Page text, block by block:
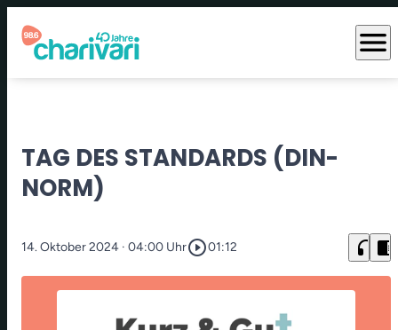
menu
TAG DES STANDARDS (DIN-
NORM)
14. Oktober 2024 · 04:00 Uhrplay_circle_outline01:12 headphones chrome_reader_mode